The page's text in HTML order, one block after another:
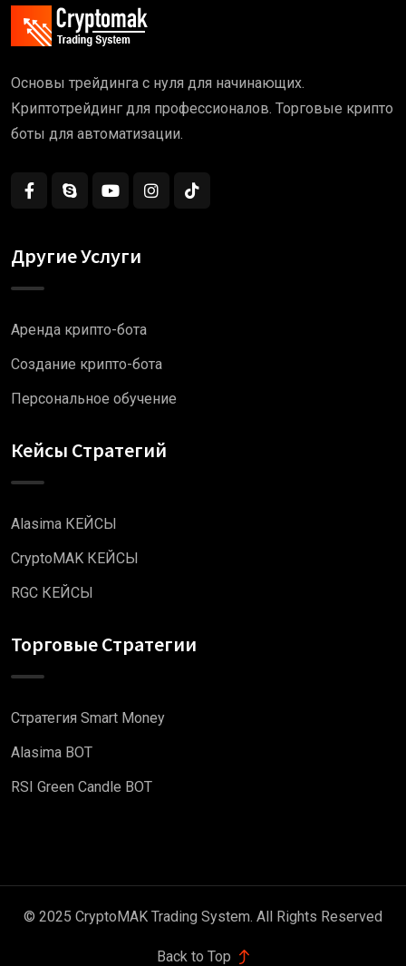
Основы трейдинга с нуля для начинающих.
Криптотрейдинг для профессионалов. Торговые крипто
боты для автоматизации.
Другие Услуги
Аренда крипто-бота
Создание крипто-бота
Персональное обучение
Кейсы Стратегий
Alasima КЕЙСЫ
CryptoMAK КЕЙСЫ
RGC КЕЙСЫ
Торговые Стратегии
Стратегия Smart Money
Alasima BOT
RSI Green Candle BOT
© 2025 CryptoMAK Trading System. All Rights Reserved
Back to Top